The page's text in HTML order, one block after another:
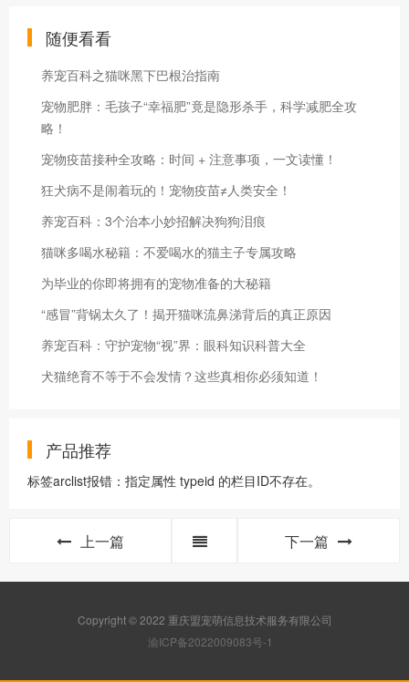
随便看看
养宠百科之猫咪黑下巴根治指南
宠物肥胖：毛孩子“幸福肥”竟是隐形杀手，科学减肥全攻
略！
宠物疫苗接种全攻略：时间 + 注意事项，一文读懂！
狂犬病不是闹着玩的！宠物疫苗≠人类安全！
养宠百科：3个治本小妙招解决狗狗泪痕
猫咪多喝水秘籍：不爱喝水的猫主子专属攻略
为毕业的你即将拥有的宠物准备的大秘籍
“感冒”背锅太久了！揭开猫咪流鼻涕背后的真正原因
养宠百科：守护宠物“视”界：眼科知识科普大全
犬猫绝育不等于不会发情？这些真相你必须知道！
产品推荐
标签arclist报错：指定属性 typeid 的栏目ID不存在。
上一篇 下一篇
Copyright © 2022 重庆盟宠萌信息技术服务有限公司
渝ICP备2022009083号-1